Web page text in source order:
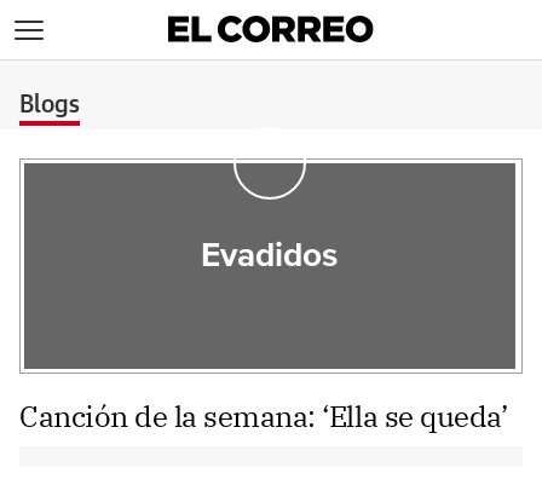
Blogs
Evadidos
Canción de la semana: ‘Ella se queda’